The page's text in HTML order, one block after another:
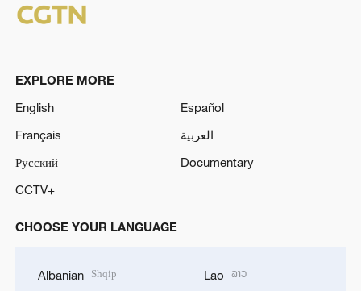
EXPLORE MORE
English
Español
Français
العربية
Русский
Documentary
CCTV+
CHOOSE YOUR LANGUAGE
Albanian Shqip Lao ລາວ